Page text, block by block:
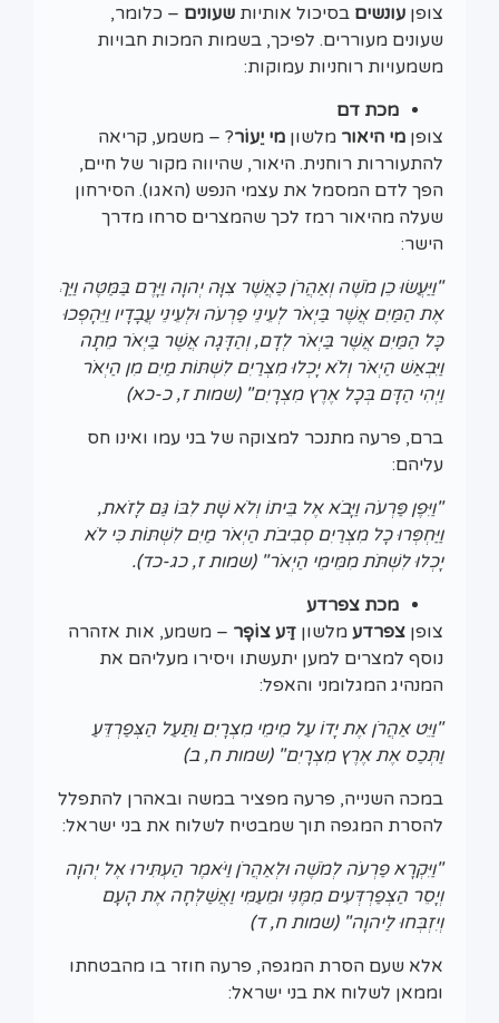
צופן עונשים בסיכול אותיות שעונים – כלומר,
שעונים מעוררים. לפיכך, בשמות המכות חבויות
משמעויות רוחניות עמוקות:
מכת דם
צופן מי היאור מלשון מי יֵעוֹר? – משמע, קריאה
להתעוררות רוחנית. היאור, שהיווה מקור של חיים,
הפך לדם המסמל את עצמי הנפש (האגו). הסירחון
שעלה מהיאור רמז לכך שהמצרים סרחו מדרך
הישר:
"וַיַּעֲשׂוּ כֵן מֹשֶׁה וְאַהֲרֹן כַּאֲשֶׁר צִוָּה יְהוָה וַיָּרֶם בַּמַּטֶּה וַיַּךְ
אֶת הַמַּיִם אֲשֶׁר בַּיְאֹר לְעֵינֵי פַרְעֹה וּלְעֵינֵי עֲבָדָיו וַיֵּהָפְכוּ
כָּל הַמַּיִם אֲשֶׁר בַּיְאֹר לְדָם, וְהַדָּגָה אֲשֶׁר בַּיְאֹר מֵתָה
וַיִּבְאַשׁ הַיְאֹר וְלֹא יָכְלוּ מִצְרַיִם לִשְׁתּוֹת מַיִם מִן הַיְאֹר
וַיְהִי הַדָּם בְּכָל אֶרֶץ מִצְרָיִם" (שמות ז, כ-כא)
ברם, פרעה מתנכר למצוקה של בני עמו ואינו חס
עליהם:
"וַיִּפֶן פַּרְעֹה וַיָּבֹא אֶל בֵּיתוֹ וְלֹא שָׁת לִבּוֹ גַּם לָזֹאת,
וַיַּחְפְּרוּ כָל מִצְרַיִם סְבִיבֹת הַיְאֹר מַיִם לִשְׁתּוֹת כִּי לֹא
יָכְלוּ לִשְׁתֹּת מִמֵּימֵי הַיְאֹר" (שמות ז, כג-כד).
מכת צפרדע
צופן צפרדע מלשון דַּע צוֹפָר – משמע, אות אזהרה
נוסף למצרים למען יתעשתו ויסירו מעליהם את
המנהיג המגלומני והאפל:
"וַיֵּט אַהֲרֹן אֶת יָדוֹ עַל מֵימֵי מִצְרָיִם וַתַּעַל הַצְּפַרְדֵּעַ
וַתְּכַס אֶת אֶרֶץ מִצְרָיִם" (שמות ח, ב)
במכה השנייה, פרעה מפציר במשה ובאהרן להתפלל
להסרת המגפה תוך שמבטיח לשלוח את בני ישראל:
"וַיִּקְרָא פַרְעֹה לְמֹשֶׁה וּלְאַהֲרֹן וַיֹּאמֶר הַעְתִּירוּ אֶל יְהוָה
וְיָסֵר הַצְפַרְדְּעִים מִמֶּנִּי וּמֵעַמִּי וַאֲשַׁלְּחָה אֶת הָעָם
וְיִזְבְּחוּ לַיהוָה" (שמות ח, ד)
אלא שעם הסרת המגפה, פרעה חוזר בו מהבטחתו
וממאן לשלוח את בני ישראל: